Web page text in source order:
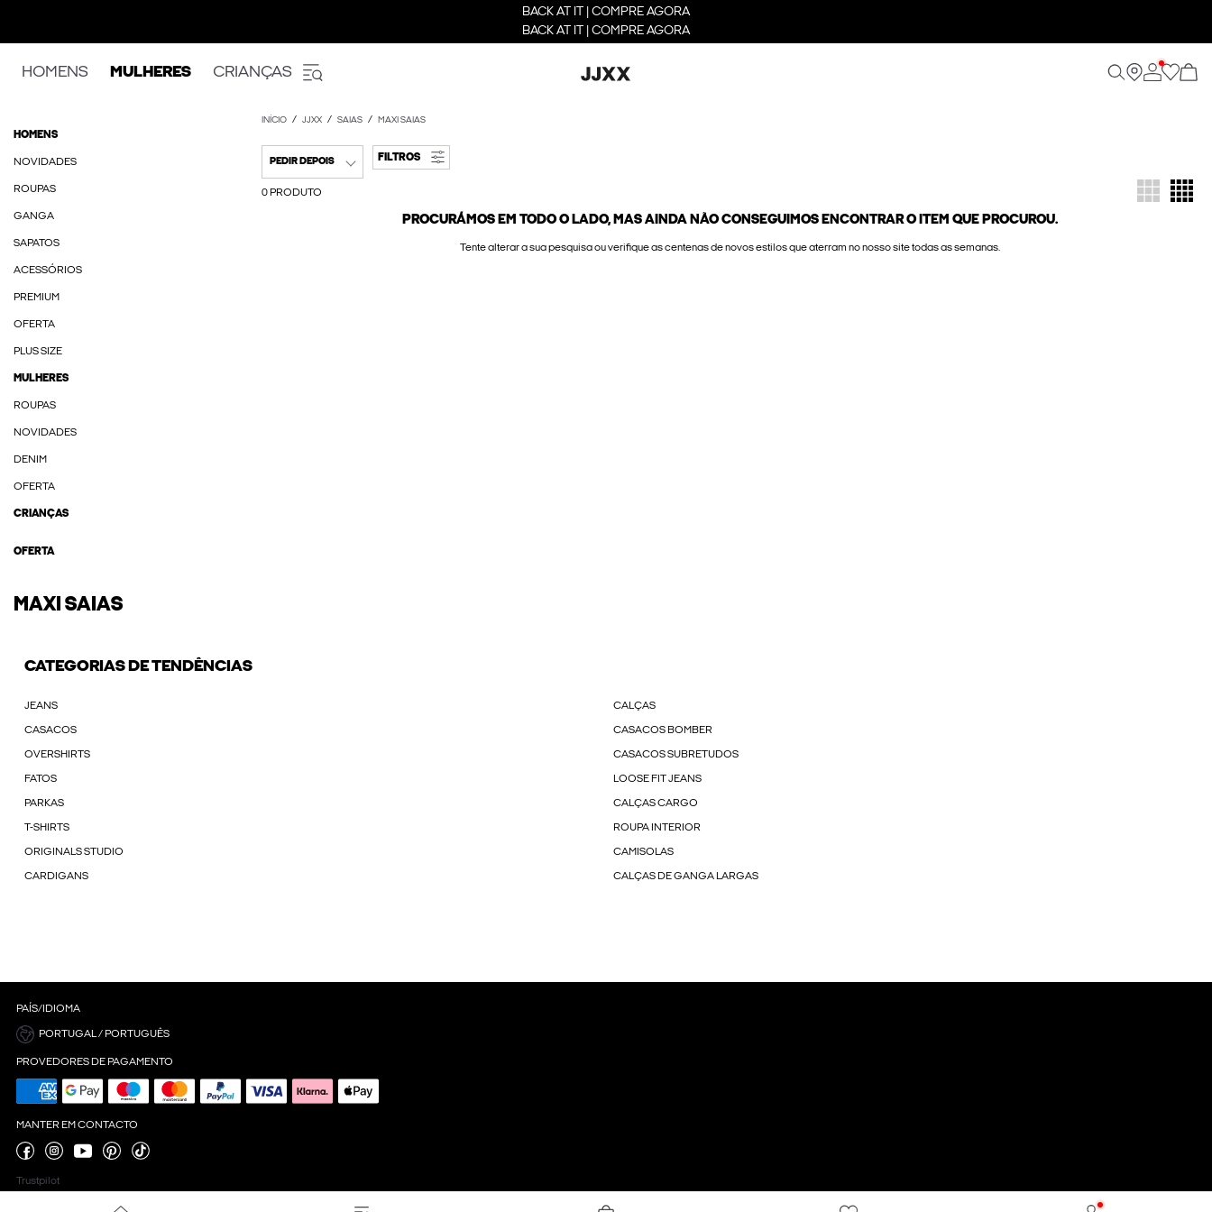
BACK AT IT | COMPRE AGORA
BACK AT IT | COMPRE AGORA
HOMENS MULHERES CRIANÇAS
HOMENS
NOVIDADES
ROUPAS
GANGA
SAPATOS
ACESSÓRIOS
PREMIUM
OFERTA
PLUS SIZE
MULHERES
ROUPAS
NOVIDADES
DENIM
OFERTA
CRIANÇAS
OFERTA
INÍCIO JJXX SAIAS MAXI SAIAS
PEDIR DEPOIS FILTROS
0 PRODUTO
PROCURÁMOS EM TODO O LADO, MAS AINDA NÃO CONSEGUIMOS ENCONTRAR O ITEM QUE PROCUROU.
Tente alterar a sua pesquisa ou verifique as centenas de novos estilos que aterram no nosso site todas as semanas.
MAXI SAIAS
CATEGORIAS DE TENDÊNCIAS
JEANS CALÇAS
CASACOS CASACOS BOMBER
OVERSHIRTS CASACOS SUBRETUDOS
FATOS LOOSE FIT JEANS
PARKAS CALÇAS CARGO
T-SHIRTS ROUPA INTERIOR
ORIGINALS STUDIO CAMISOLAS
CARDIGANS CALÇAS DE GANGA LARGAS
PAÍS/IDIOMA
PORTUGAL / PORTUGUÊS
PROVEDORES DE PAGAMENTO
MANTER EM CONTACTO
Trustpilot